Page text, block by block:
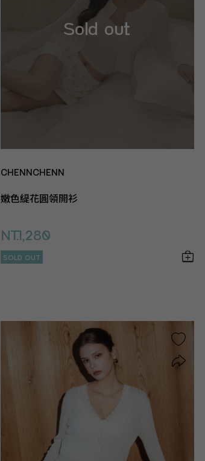
CHENNCHENN
嫩色緹花圓領開衫
NT.1,280
SOLD OUT